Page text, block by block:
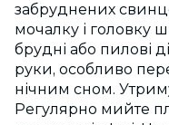
забруднених
мочалку і головку
брудні або пилові
руки, особливо
нічним сном.
Регулярно мийте